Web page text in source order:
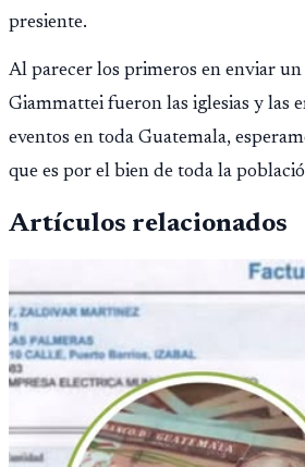
presiente.
Al parecer los primeros en enviar
Giammattei fueron las iglesias y las
eventos en toda Guatemala,
que es por el bien de toda la
Artículos relacionados